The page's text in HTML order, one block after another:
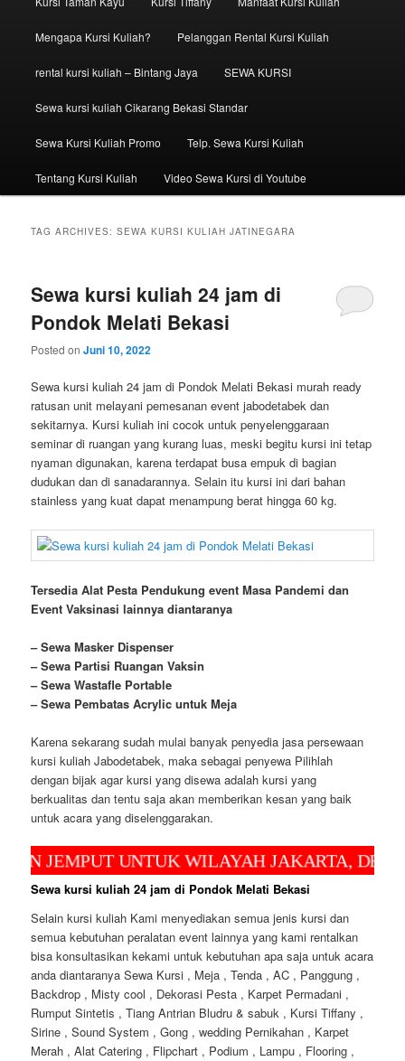
Mengapa Kursi Kuliah? Pelanggan Rental Kursi Kuliah
rental kursi kuliah – Bintang Jaya SEWA KURSI
Sewa kursi kuliah Cikarang Bekasi Standar
Sewa Kursi Kuliah Promo Telp. Sewa Kursi Kuliah
Tentang Kursi Kuliah Video Sewa Kursi di Youtube
TAG ARCHIVES:SEWA KURSI KULIAH JATINEGARA
Sewa kursi kuliah 24 jam di
Pondok Melati Bekasi
Posted onJuni 10, 2022
Sewa kursi kuliah 24 jam di Pondok Melati Bekasi murah ready
ratusan unit melayani pemesanan event jabodetabek dan
sekitarnya. Kursi kuliah ini cocok untuk penyelenggaraan
seminar di ruangan yang kurang luas, meski begitu kursi ini tetap
nyaman digunakan, karena terdapat busa empuk di bagian
dudukan dan di sanadarannya. Selain itu kursi ini dari bahan
stainless yang kuat dapat menampung berat hingga 60 kg.
Tersedia Alat Pesta Pendukungevent Masa Pandemi dan
Event Vaksinasi lainnya diantaranya
– Sewa Masker Dispenser
– Sewa Partisi Ruangan Vaksin
– Sewa Wastafle Portable
– Sewa Pembatas Acrylic untuk Meja
Karena sekarang sudah mulai banyak penyedia jasa persewaan
kursi kuliah Jabodetabek, maka sebagai penyewa Pilihlah
dengan bijak agar kursi yang disewa adalah kursi yang
berkualitas dan tentu saja akan memberikan kesan yang baik
untuk acara yang diselenggarakan.
UNTUK WILAYAH JAKARTA, DEPOK
Sewa kursi kuliah 24 jam di Pondok Melati Bekasi
Selain kursi kuliah Kami menyediakan semua jenis kursi dan
semua kebutuhan peralatan event lainnya yang kami rentalkan
bisa konsultasikan kekami untuk kebutuhan apa saja untuk acara
anda diantaranya Sewa Kursi , Meja , Tenda , AC , Panggung ,
Backdrop , Misty cool , Dekorasi Pesta , Karpet Permadani ,
Rumput Sintetis , Tiang Antrian Bludru & sabuk , Kursi Tiffany ,
Sirine , Sound System , Gong , wedding Pernikahan , Karpet
Merah , Alat Catering , Flipchart , Podium , Lampu , Flooring ,